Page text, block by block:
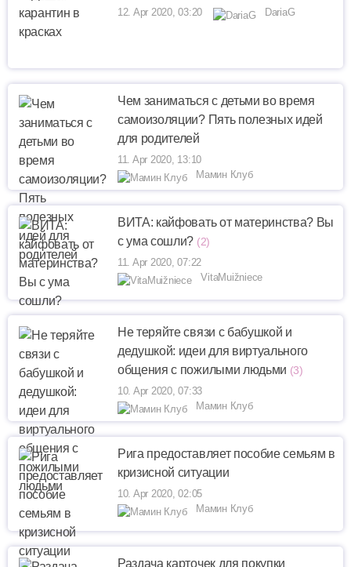
12. Apr 2020, 03:20 DariaG
Чем заниматься с детьми во время
самоизоляции? Пять полезных идей
для родителей
11. Apr 2020, 13:10
Мамин Клуб
ВИТА: кайфовать от материнства? Вы
с ума сошли? (2)
11. Apr 2020, 07:22
VitaMuižniece
Не теряйте связи с бабушкой и
дедушкой: идеи для виртуального
общения с пожилыми людьми (3)
10. Apr 2020, 07:33
Мамин Клуб
Рига предоставляет пособие семьям в
кризисной ситуации
10. Apr 2020, 02:05
Мамин Клуб
Раздача карточек для покупки